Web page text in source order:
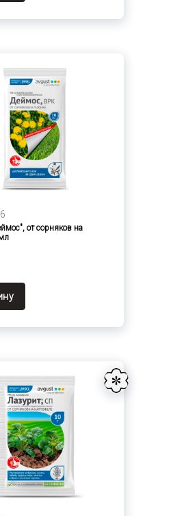
от сорняков на